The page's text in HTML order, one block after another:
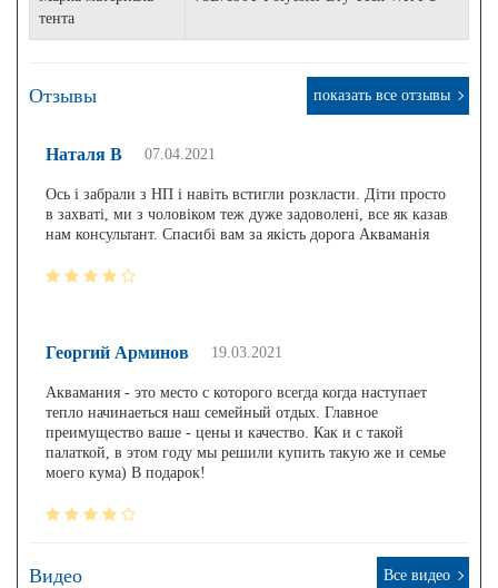
тента
Отзывы показать все отзывы
Наталя В 07.04.2021
Ось і забрали з НП і навіть встигли розкласти. Діти просто
в захваті, ми з чоловіком теж дуже задоволені, все як казав
нам консультант. Спасибі вам за якість дорога Акваманія
Георгий Арминов 19.03.2021
Аквамания - это место с которого всегда когда наступает
тепло начинаеться наш семейный отдых. Главное
преимущество ваше - цены и качество. Как и с такой
палаткой, в этом году мы решили купить такую же и семье
моего кума) В подарок!
Видео Все видео